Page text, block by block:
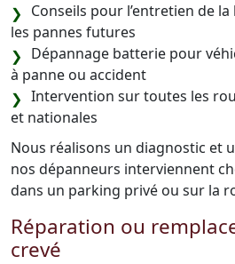
Conseils pour l’entretien de
les pannes futures
Dépannage batterie pour
à panne ou accident
Intervention sur toutes les
et nationales
Nous réalisons un diagnostic et
nos dépanneurs interviennent
dans un parking privé ou sur la
Réparation ou
crevé